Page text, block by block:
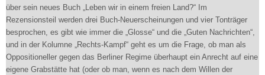
über sein neues Buch „Leben wir in einem freien Land?“ Im
Rezensionsteil werden drei Buch-Neuerscheinungen und vier Tonträger
besprochen, es gibt wie immer die „Glosse“ und die „Guten Nachrichten“,
und in der Kolumne „Rechts-Kampf“ geht es um die Frage, ob man als
Oppositioneller gegen das Berliner Regime überhaupt ein Anrecht auf eine
eigene Grabstätte hat (oder ob man, wenn es nach dem Willen der